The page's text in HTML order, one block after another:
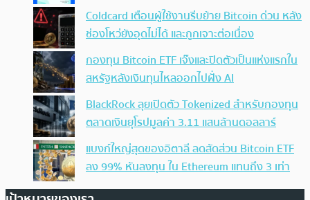
Coldcard เตือนผู้ใช้งานรีบย้าย Bitcoin ด่วน หลัง
ช่องโหว่ยังอุดไม่ได้ และถูกเจาะต่อเนื่อง
กองทุน Bitcoin ETF เจ๊งและปิดตัวเป็นแห่งแรกใน
สหรัฐหลังเงินทุนไหลออกไปฝั่ง AI
BlackRock ลุยเปิดตัว Tokenized สำหรับกองทุน
ตลาดเงินยุโรปมูลค่า 3.11 แสนล้านดอลลาร์
แบงก์ใหญ่สุดของอิตาลี ลดสัดส่วน Bitcoin ETF
ลง 99% หันลงทุน ใน Ethereum แทนถึง 3 เท่า